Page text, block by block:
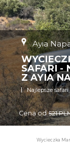
Ayia
SAFARI -
Z AYIA
Najlepsze
Cena od 521
Wycieczka